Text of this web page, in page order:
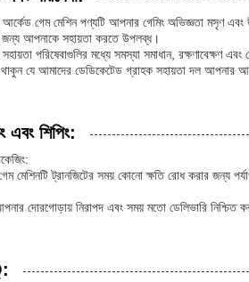
গেম মেশিন পণ্যটি আপনার গেমিং অভিজ্ঞতা মসৃণ
জন্য আপনাকে সহায়তা করতে উপলব্ধ।
পরিষেবাগুলির মধ্যে সমস্যা সমাধান,
থাকুন যে আমাদের ডেডিকেটেড গ্রাহক সহায়তা দল আপনার
এবং শিপিং:
মেশিনটি ট্রানজিটের সময় কোনো ক্ষতি রোধ করার জন্য
দোরগোড়ায় নিরাপদ এবং সময় মতো ডেলিভারি নিশ্চিত